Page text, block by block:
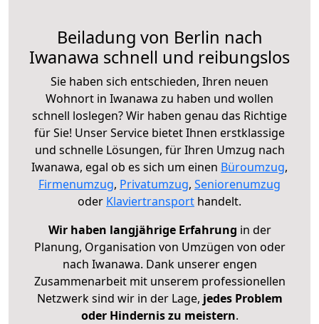
Beiladung von Berlin nach
Iwanawa schnell und reibungslos
Sie haben sich entschieden, Ihren neuen
Wohnort in Iwanawa zu haben und wollen
schnell loslegen? Wir haben genau das Richtige
für Sie! Unser Service bietet Ihnen erstklassige
und schnelle Lösungen, für Ihren Umzug nach
Iwanawa, egal ob es sich um einen Büroumzug,
Firmenumzug, Privatumzug, Seniorenumzug
oder Klaviertransport handelt.
Wir haben langjährige Erfahrung in der
Planung, Organisation von Umzügen von oder
nach Iwanawa. Dank unserer engen
Zusammenarbeit mit unserem professionellen
Netzwerk sind wir in der Lage, jedes Problem
oder Hindernis zu meistern.